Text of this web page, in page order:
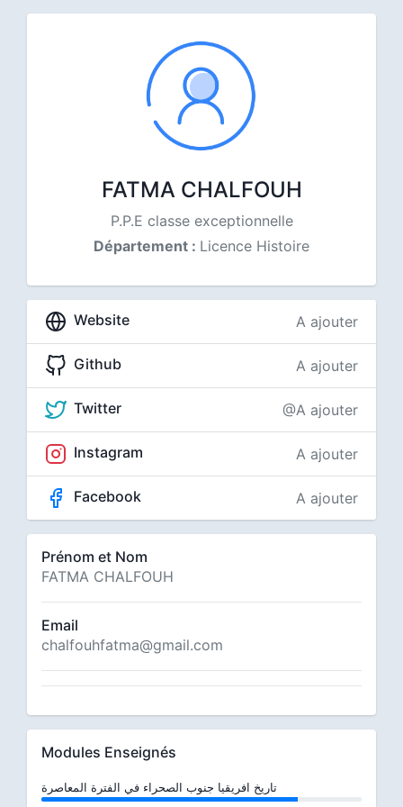
FATMA CHALFOUH
P.P.E classe exceptionnelle
Département : Licence Histoire
Website A ajouter
Github A ajouter
Twitter @A ajouter
Instagram A ajouter
Facebook A ajouter
Prénom et Nom
FATMA CHALFOUH
Email
chalfouhfatma@gmail.com
Modules Enseignés
تاريخ افريقيا جنوب الصحراء في الفترة المعاصرة